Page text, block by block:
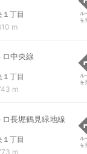
丁目
m
ル
を
ロ中央線
丁目
m
ル
を
ロ長堀鶴見緑地線
丁目
m
ル
を